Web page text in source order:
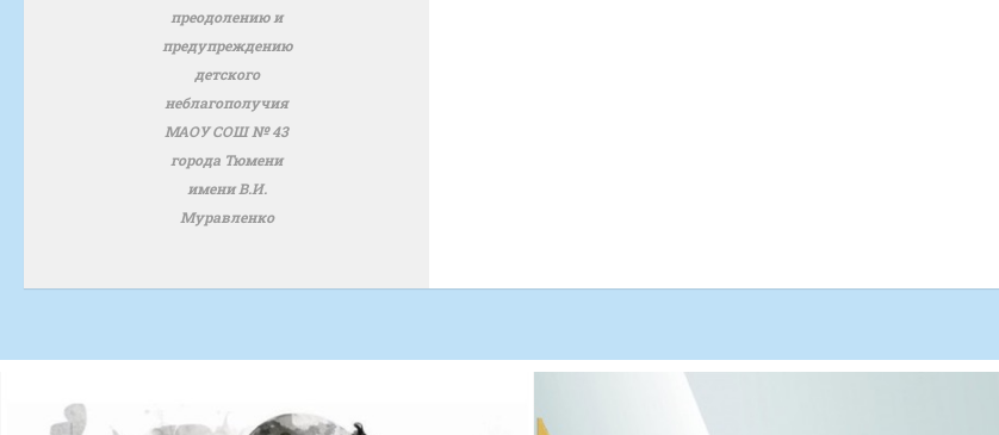
преодолению и
предупреждению
детского
неблагополучия
МАОУ СОШ № 43
города Тюмени
имени В.И.
Муравленко